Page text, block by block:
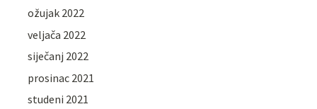
ožujak 2022
veljača 2022
siječanj 2022
prosinac 2021
studeni 2021